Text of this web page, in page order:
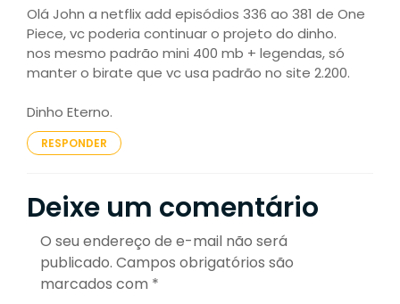
Olá John a netflix add episódios 336 ao 381 de One
Piece, vc poderia continuar o projeto do dinho.
nos mesmo padrão mini 400 mb + legendas, só
manter o birate que vc usa padrão no site 2.200.
Dinho Eterno.
RESPONDER
Deixe um comentário
O seu endereço de e-mail não será
publicado. Campos obrigatórios são
marcados com *